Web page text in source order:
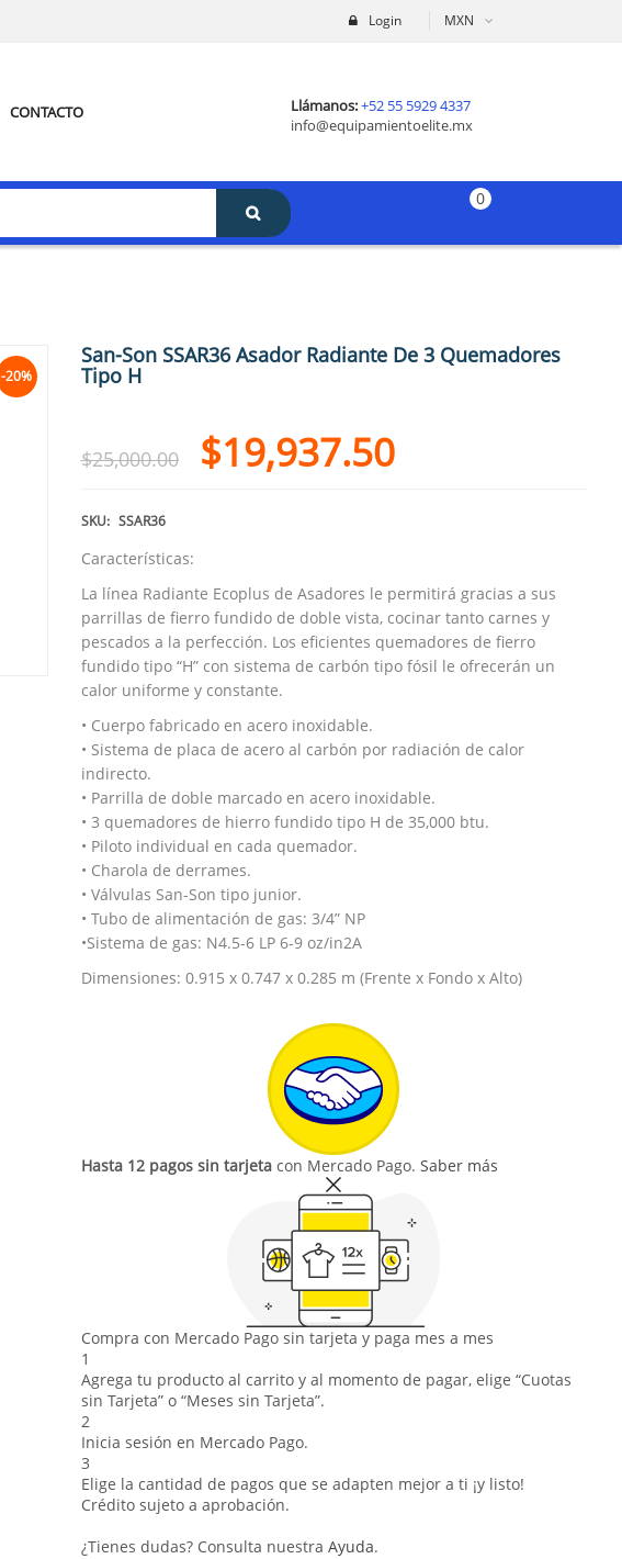
MXN
Login
CONTACTO Llámanos:+52 55 5929 4337
info@equipamientoelite.mx
0
-20%
San-Son SSAR36 Asador Radiante De 3 Quemadores
Tipo H
$25,000.00 $19,937.50
SKU: SSAR36
Características:
La línea Radiante Ecoplus de Asadores le permitirá gracias a sus
parrillas de fierro fundido de doble vista, cocinar tanto carnes y
pescados a la perfección. Los eficientes quemadores de fierro
fundido tipo “H” con sistema de carbón tipo fósil le ofrecerán un
calor uniforme y constante.
• Cuerpo fabricado en acero inoxidable.
• Sistema de placa de acero al carbón por radiación de calor
indirecto.
• Parrilla de doble marcado en acero inoxidable.
• 3 quemadores de hierro fundido tipo H de 35,000 btu.
• Piloto individual en cada quemador.
• Charola de derrames.
• Válvulas San-Son tipo junior.
• Tubo de alimentación de gas: 3/4” NP
•Sistema de gas: N4.5-6 LP 6-9 oz/in2A
Dimensiones: 0.915 x 0.747 x 0.285 m (Frente x Fondo x Alto)
Hasta 12 pagos sin tarjetacon Mercado Pago. Saber más
Compra con Mercado Pago sin tarjeta y paga mes a mes
1
Agrega tu producto al carrito y al momento de pagar, elige “Cuotas
sin Tarjeta” o “Meses sin Tarjeta”.
2
Inicia sesión en Mercado Pago.
3
Elige la cantidad de pagos que se adapten mejor a ti ¡y listo!
Crédito sujeto a aprobación.
¿Tienes dudas? Consulta nuestra Ayuda.